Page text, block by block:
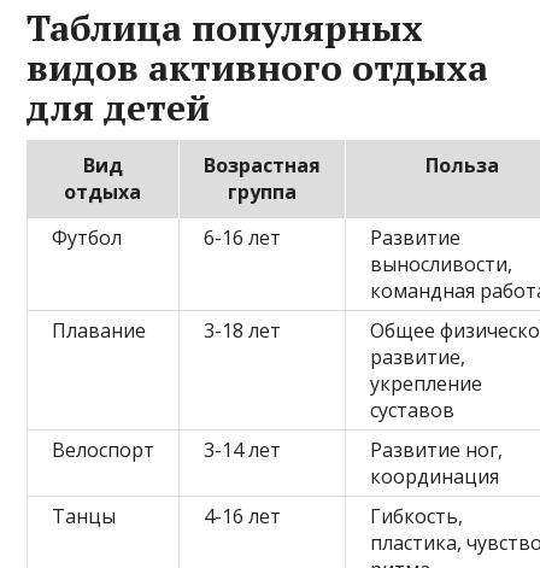
Таблица популярных
видов активного отдыха
для детей
Вид
отдыха
Возрастная
группа
Польза
Футбол 6-16 лет
Развитие
выносливости,
командная
Плавание
3-18 лет
Общее
развитие,
укрепление
суставов
Велоспорт
3-14 лет
Развитие ног,
координация
Танцы
4-16 лет
Гибкость,
пластика,